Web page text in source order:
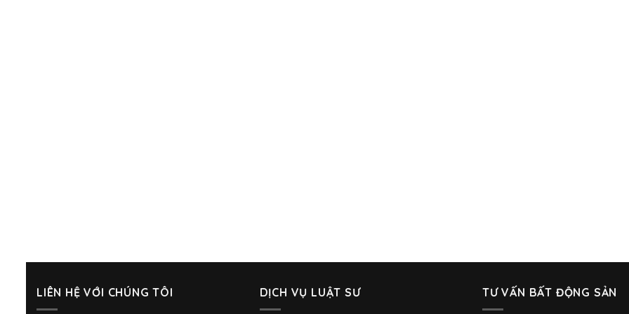
LIÊN HỆ VỚI CHÚNG TÔI DỊCH VỤ LUẬT SƯ TƯ VẤN BẤT ĐỘNG SẢN